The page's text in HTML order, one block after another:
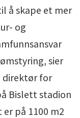
å skape et mer
og
sier
direktør for
Bislett stadion
på 1100 m2